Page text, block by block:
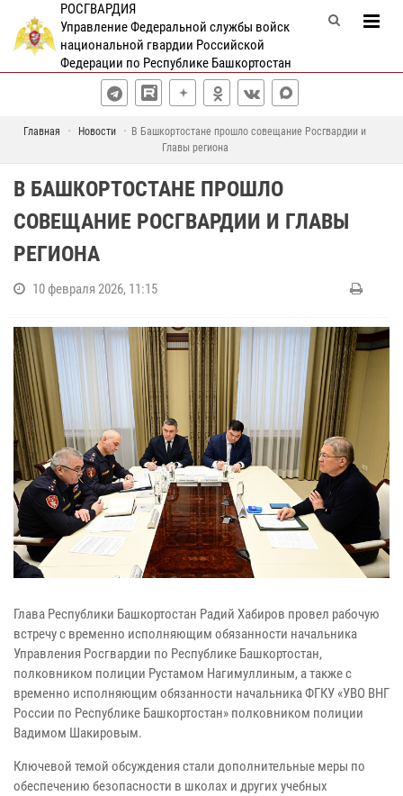
РОСГВАРДИЯ
Управление Федеральной службы войск
национальной гвардии Российской
Федерации по Республике Башкортостан
Главная Новости
В Башкортостане прошло совещание Росгвардии и
Главы региона
В БАШКОРТОСТАНЕ ПРОШЛО
СОВЕЩАНИЕ РОСГВАРДИИ И ГЛАВЫ
РЕГИОНА
10 февраля 2026, 11:15
Глава Республики Башкортостан Радий Хабиров провел рабочую
встречу с временно исполняющим обязанности начальника
Управления Росгвардии по Республике Башкортостан,
полковником полиции Рустамом Нагимуллиным, а также с
временно исполняющим обязанности начальника ФГКУ «УВО ВНГ
России по Республике Башкортостан» полковником полиции
Вадимом Шакировым.
Ключевой темой обсуждения стали дополнительные меры по
обеспечению безопасности в школах и других учебных